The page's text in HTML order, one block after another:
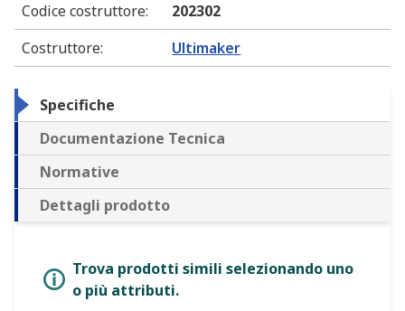
Codice costruttore:
202302
Costruttore: Ultimaker
Specifiche
Documentazione Tecnica
Normative
Dettagli prodotto
Trova prodotti simili selezionando uno
o più attributi.